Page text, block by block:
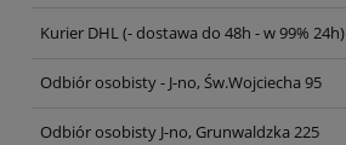
Kurier DHL (- dostawa do 48h - w 99% 24h)
Odbiór osobisty - J-no, Św.Wojciecha 95
Odbiór osobisty J-no, Grunwaldzka 225